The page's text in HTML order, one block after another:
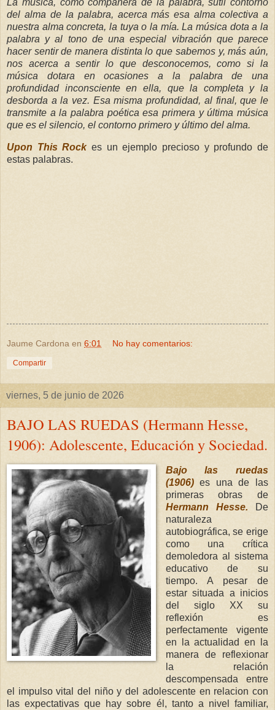
La música, como compañera de la palabra, sutil contorno
del alma de la palabra, acerca más esa alma colectiva a
nuestra alma concreta, la tuya o la mía. La música dota a la
palabra y al tono de una especial vibración que parece
hacer sentir de manera distinta lo que sabemos y, más aún,
nos acerca a sentir lo que desconocemos, como si la
música dotara en ocasiones a la palabra de una
profundidad inconsciente en ella, que la completa y la
desborda a la vez. Esa misma profundidad, al final, que le
transmite a la palabra poética esa primera y última música
que es el silencio, el contorno primero y último del alma.
Upon This Rock es un ejemplo precioso y profundo de
estas palabras.
Jaume Cardona en 6:01 No hay comentarios:
Compartir
viernes, 5 de junio de 2026
BAJO LAS RUEDAS (Hermann Hesse,
1906): Adolescente, Educación y Sociedad.
Bajo las ruedas
(1906)es una de las
primeras obras de
Hermann Hesse. De
naturaleza
autobiográfica, se erige
como una crítica
demoledora al sistema
educativo de su
tiempo. A pesar de
estar situada a inicios
del siglo XX su
reflexión es
perfectamente vigente
en la actualidad en la
manera de reflexionar
la relación
descompensada entre
el impulso vital del niño y del adolescente en relacion con
las expectativas que hay sobre él, tanto a nivel familiar,